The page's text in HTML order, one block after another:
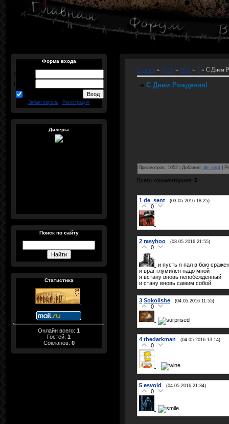
Форма входа
Логин:
Пароль:
Забыл пароль Регистрация
Дилеры
Поиск по сайту
Статистика
Онлайн всего: 1
Гостей: 1
Сокланов: 0
Главная » 2016 » Май » 3 » С Днем
С Днем Рождения!
Просмотров: 1052 Добавил: de_sent
Всего комментариев: 5
1 de_sent (03.05.2016 18:25)
0
2 rasyhoo (03.05.2016 21:55)
0
и пусть я пал в бою
и враг глумился надо мной
я встану вновь непобежденный
и стану вновь самим собой
3 Sokolishe (04.05.2016 11:55)
0
4 thedarkman (04.05.2016 13:14)
0
5 esvold (04.05.2016 21:34)
0